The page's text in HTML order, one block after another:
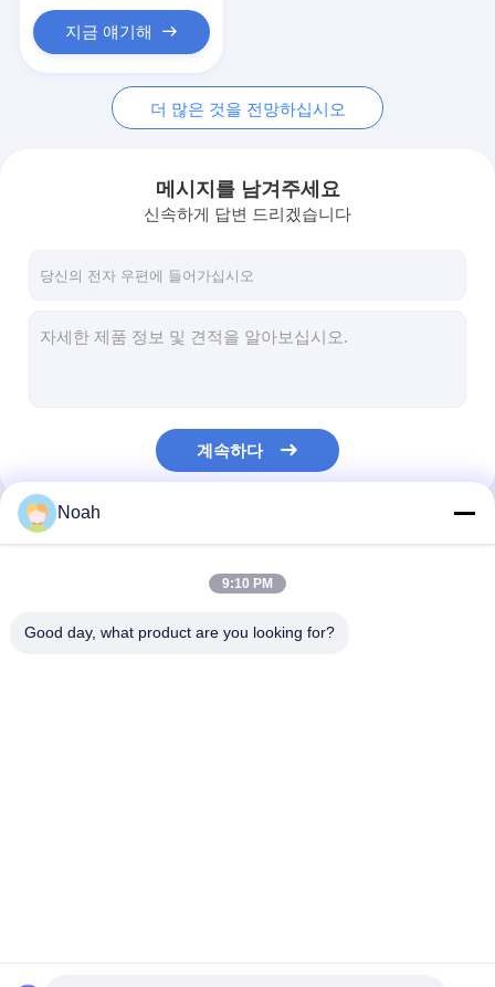
구리 전극을 용접하는 장소
산업용 스프링 밸런서
축전지 방전 점 용접기
지금 얘기해
더 많은 것을 전망하십시오
메시지를 남겨주세요
신속하게 답변 드리겠습니다
계속하다
우리의 카테고리
Noah
9:10 PM
Good day, what product are you looking for?